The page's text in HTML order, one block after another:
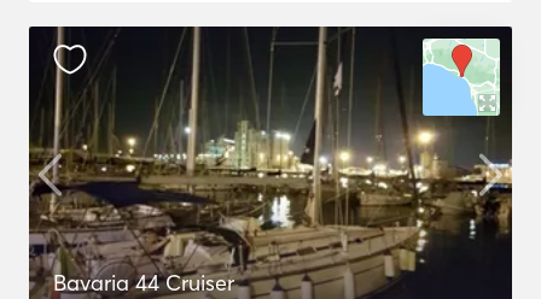
Bavaria 44 Cruiser